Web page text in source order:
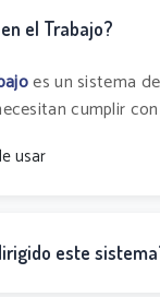
el Trabajo?
es un sistema
cumplir
usar
este